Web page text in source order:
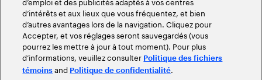
d’intérêts et aux lieux que vous fréquentez, et bien
d’autres avantages lors de la navigation. Cliquez pour
Accepter, et vos réglages seront sauvegardés (vous
pourrez les mettre à jour à tout moment). Pour plus
d’informations, veuillez consulter Politique des fichiers
témoins and Politique de confidentialité.